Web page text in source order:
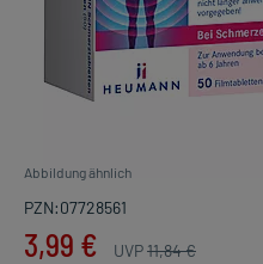
Abbildung ähnlich
PZN:07728561
3,99 € UVP11,84 €